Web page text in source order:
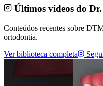
Últimos vídeos do
Conteúdos recentes sobre
ortodontia.
Ver biblioteca completa